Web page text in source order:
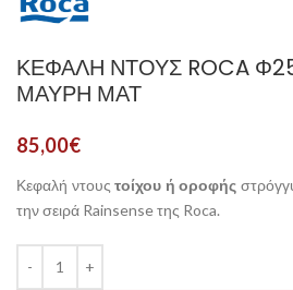
ΚΕΦΑΛΉ ΝΤΟΥΣ ROCA Φ25
ΜΑΎΡΗ ΜΑΤ
85,00€
Κεφαλή ντουςτοίχου ή οροφής
την σειρά Rainsense της Roca.